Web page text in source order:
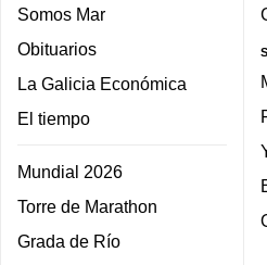
Somos Mar
Obituarios
La Galicia Económica
El tiempo
Mundial 2026
Torre de Marathon
Grada de Río